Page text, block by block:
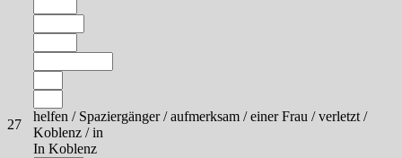
27
helfen / Spaziergänger / aufmerksam / einer Frau / verletzt /
Koblenz / in
In Koblenz